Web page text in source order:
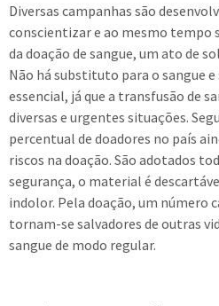
Diversas campanhas são
conscientizar e ao mesmo tempo
da doação de sangue, um ato de
Não há substituto para o sangue
essencial, já que a transfusão de
diversas e urgentes situações.
percentual de doadores no país
riscos na doação. São adotados
segurança, o material é
indolor. Pela doação, um número
tornam-se salvadores de outras
sangue de modo regular.